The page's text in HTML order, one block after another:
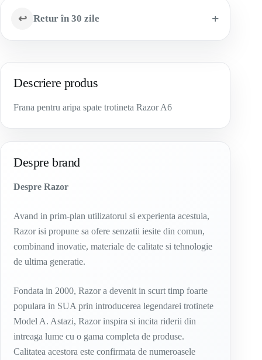
↩ Retur în 30 zile
Descriere produs
Frana pentru aripa spate trotineta Razor A6
Despre brand
Despre Razor
Avand in prim-plan utilizatorul si experienta acestuia,
Razor isi propune sa ofere senzatii iesite din comun,
combinand inovatie, materiale de calitate si tehnologie
de ultima generatie.
Fondata in 2000, Razor a devenit in scurt timp foarte
populara in SUA prin introducerea legendarei trotinete
Model A. Astazi, Razor inspira si incita riderii din
intreaga lume cu o gama completa de produse.
Calitatea acestora este confirmata de numeroasele